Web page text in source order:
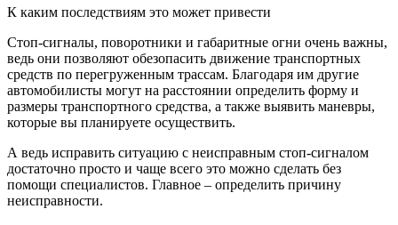
К каким последствиям это может привести
Стоп-сигналы, поворотники и габаритные огни очень важны,
ведь они позволяют обезопасить движение транспортных
средств по перегруженным трассам. Благодаря им другие
автомобилисты могут на расстоянии определить форму и
размеры транспортного средства, а также выявить маневры,
которые вы планируете осуществить.
А ведь исправить ситуацию с неисправным стоп-сигналом
достаточно просто и чаще всего это можно сделать без
помощи специалистов. Главное – определить причину
неисправности.